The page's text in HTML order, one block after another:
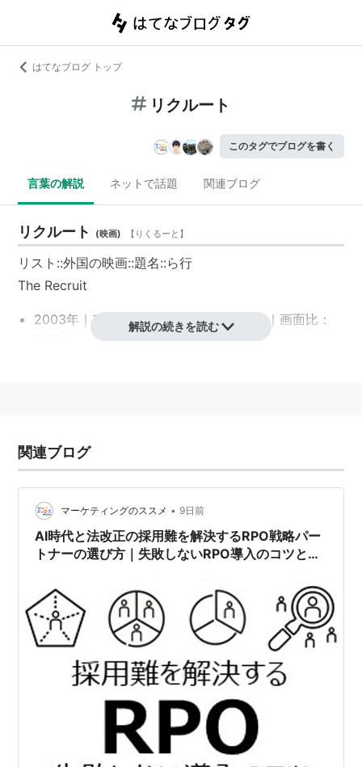
はてなブログ トップ
リクルート
このタグでブログを書く
言葉の解説 ネットで話題 関連ブログ
リクルート (映画) 【 りくるーと 】
リスト::外国の映画::題名::ら行
The Recruit
2003年｜アメリカ映画｜カラー｜115分｜画面比：
ジャー・バーンバウム
チ・グレイザー
撮影：
編集：デヴィッド・ローゼンブルーム
出演
アル・パチーノ
コリン・ファレル
ブリジット・モイナハン
ガブリエル・マクト
ユージン・リピンスキ
ケン・ミッチェル
解説の続きを読む
関連ブログ
マーケティングのススメ • 9日前
AI時代と法改正の採用難を解決するRPO戦略パー
トナーの選び方｜失敗しないRPO導入のコツと効